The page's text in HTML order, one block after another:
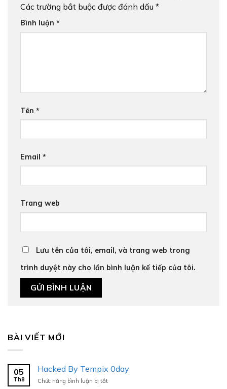
Các trường bắt buộc được đánh dấu *
Bình luận *
Tên *
Email *
Trang web
Lưu tên của tôi, email, và trang web trong
trình duyệt này cho lần bình luận kế tiếp của tôi.
BÀI VIẾT MỚI
05
Th8
Hacked By Tempix 0day
Chức năng bình luận bị tắtở